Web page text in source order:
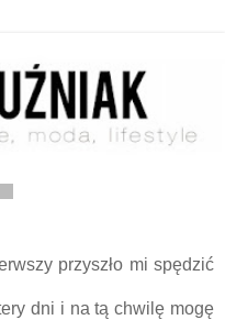
przyszło mi spędzić
dni i na tą chwilę mogę